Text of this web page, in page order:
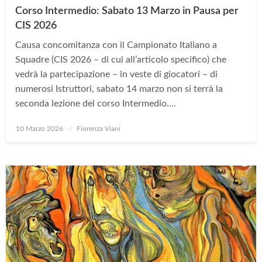
Corso Intermedio: Sabato 13 Marzo in Pausa per
CIS 2026
Causa concomitanza con il Campionato Italiano a
Squadre (CIS 2026 – di cui all’articolo specifico) che
vedrà la partecipazione – in veste di giocatori – di
numerosi Istruttori, sabato 14 marzo non si terrà la
seconda lezione del corso Intermedio….
Posted
10 Marzo 2026 Fiorenza Viani